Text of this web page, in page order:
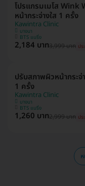
โปรแกรมเมโส Wink
หน้ากระจ่างใส 1 ครั้ง
Kawintra Clinic
บางนา
BTS แบริ่ง
2,184 บาท3,999 บาท ป
ปรับสภาพผิวหน้ากระจ่
1 ครั้ง
Kawintra Clinic
บางนา
BTS แบริ่ง
1,260 บาท2,999 บาท ป